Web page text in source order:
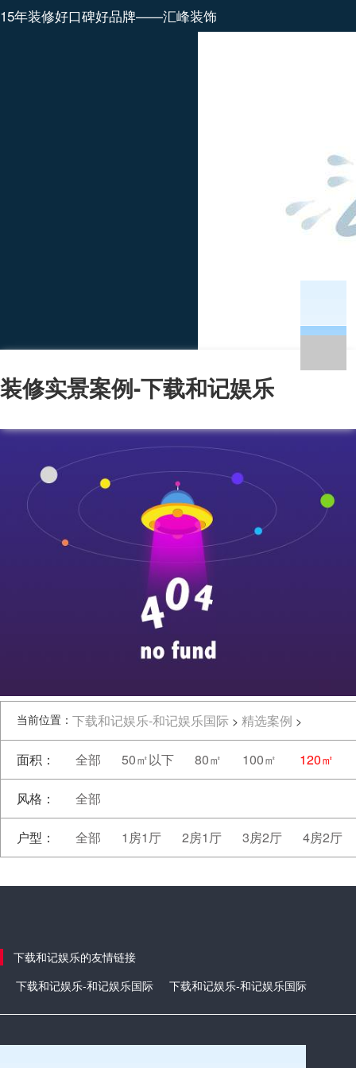
15年装修好口碑好品牌——汇峰装饰
装修实景案例-下载和记娱乐
当前位置： 下载和记娱乐-和记娱乐国际 > 精选案例 >
面积： 全部 50㎡以下 80㎡ 100㎡ 120㎡
风格： 全部
户型： 全部 1房1厅 2房1厅 3房2厅 4房2厅
下载和记娱乐的友情链接
下载和记娱乐-和记娱乐国际
下载和记娱乐-和记娱乐国际